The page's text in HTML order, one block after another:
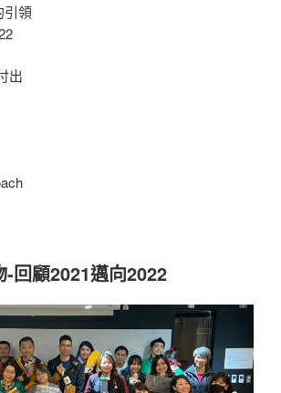
引領
出
回顧2021邁向2022